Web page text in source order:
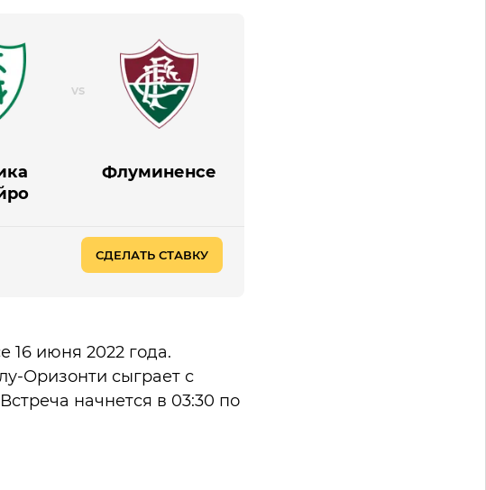
Флуминенсе
СДЕЛАТЬ СТАВКУ
июня 2022 года.
Оризонти сыграет с
начнется в 03:30 по